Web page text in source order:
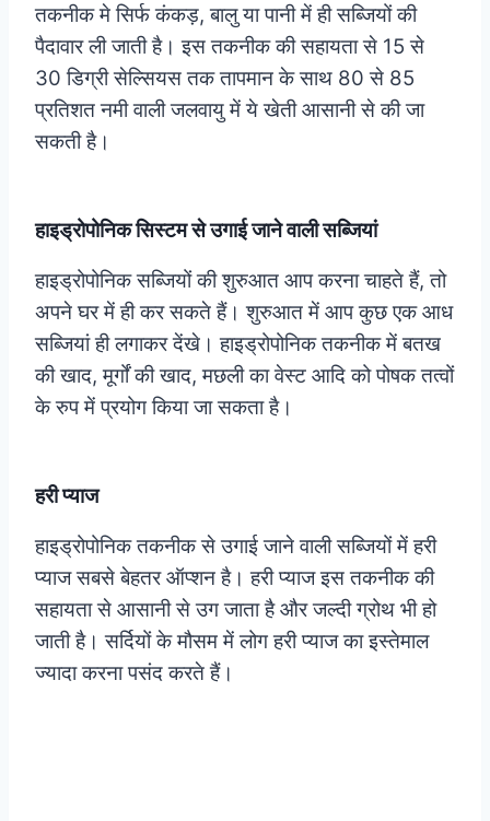
तकनीक मे सिर्फ कंकड़, बालु या पानी में ही सब्जियों की
पैदावार ली जाती है। इस तकनीक की सहायता से 15 से
30 डिग्री सेल्सियस तक तापमान के साथ 80 से 85
प्रतिशत नमी वाली जलवायु में ये खेती आसानी से की जा
सकती है।
हाइड्रोपोनिक सिस्टम से उगाई जाने वाली सब्जियां
हाइड्रोपोनिक सब्जियों की शुरुआत आप करना चाहते हैं, तो
अपने घर में ही कर सकते हैं। शुरुआत में आप कुछ एक आध
सब्जियां ही लगाकर देंखे। हाइड्रोपोनिक तकनीक में बतख
की खाद, मूर्गों की खाद, मछली का वेस्ट आदि को पोषक तत्वों
के रुप में प्रयोग किया जा सकता है।
हरी प्याज
हाइड्रोपोनिक तकनीक से उगाई जाने वाली सब्जियों में हरी
प्याज सबसे बेहतर ऑप्शन है। हरी प्याज इस तकनीक की
सहायता से आसानी से उग जाता है और जल्दी ग्रोथ भी हो
जाती है। सर्दियों के मौसम में लोग हरी प्याज का इस्तेमाल
ज्यादा करना पसंद करते हैं।